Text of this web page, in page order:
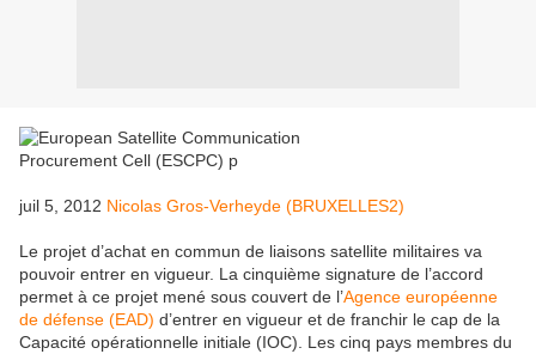
juil 5, 2012 Nicolas Gros-Verheyde (BRUXELLES2)
Le projet d’achat en commun de liaisons satellite militaires va
pouvoir entrer en vigueur. La cinquième signature de l’accord
permet à ce projet mené sous couvert de l’Agence européenne
de défense (EAD) d’entrer en vigueur et de franchir le cap de la
Capacité opérationnelle initiale (IOC). Les cinq pays membres du